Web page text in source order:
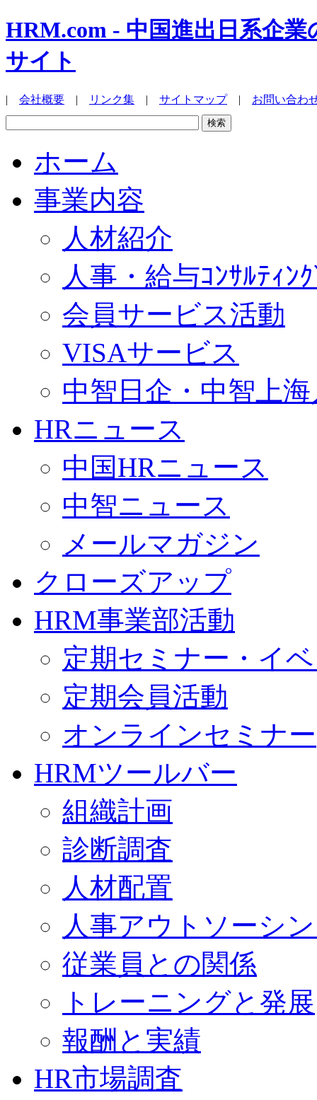
HRM.com - 中国進出日系企
サイト
| 会社概要 | リンク集 | サイトマップ| お問い合わ
ホーム
事業内容
人材紹介
人事・給与ｺﾝｻﾙﾃｨﾝ
会員サービス活動
VISAサービス
中智日企・中智上
HRニュース
中国HRニュース
中智ニュース
メールマガジン
クローズアップ
HRM事業部活動
定期セミナー・イ
定期会員活動
オンラインセミナー
HRMツールバー
組織計画
診断調査
人材配置
人事アウトソーシ
従業員との関係
トレーニングと発展
報酬と実績
HR市場調査